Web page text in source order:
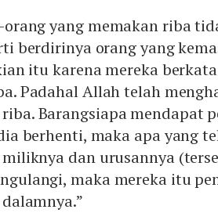
yang memakan riba
berdirinya orang yang
itu karena mereka
Padahal Allah telah
Barangsiapa mendapat
berhenti, maka apa yang
dan urusannya
maka mereka itu